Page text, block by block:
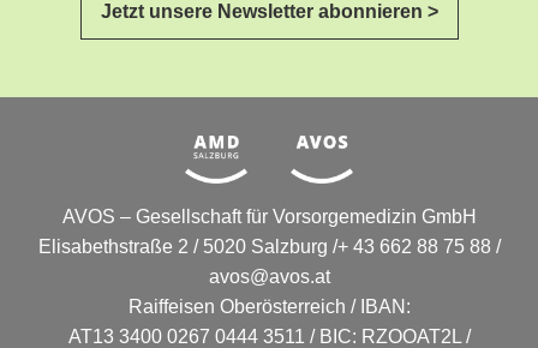
Jetzt unsere Newsletter abonnieren >
AVOS – Gesellschaft für Vorsorgemedizin GmbH
Elisabethstraße 2 / 5020 Salzburg /+ 43 662 88 75 88 /
avos@avos.at
Raiffeisen Oberösterreich / IBAN:
AT13 3400 0267 0444 3511 / BIC: RZOOAT2L /